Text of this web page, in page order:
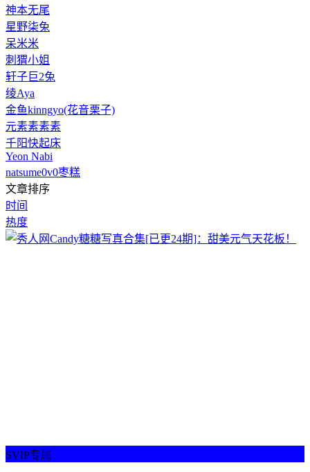
神本无尾
星野柒兔
呆米米
刺猬小姐
轩子巨2兔
绫Aya
金鱼kinngyo(花音栗子)
元素素素素
千阳快起床
Yeon Nabi
natsume0v0枣糕
文章排序
时间
热度
SVIP专属